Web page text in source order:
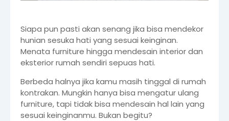
Siapa pun pasti akan senang jika bisa mendekor
hunian sesuka hati yang sesuai keinginan.
Menata furniture hingga mendesain interior dan
eksterior rumah sendiri sepuas hati.
Berbeda halnya jika kamu masih tinggal di rumah
kontrakan. Mungkin hanya bisa mengatur ulang
furniture, tapi tidak bisa mendesain hal lain yang
sesuai keinginanmu. Bukan begitu?